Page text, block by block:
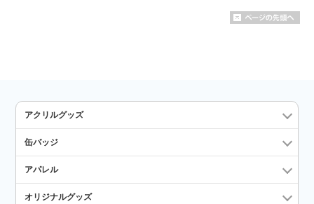
アクリルグッズ
缶バッジ
アパレル
オリジナルグッズ